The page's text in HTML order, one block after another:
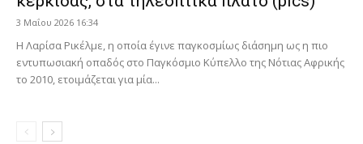
3 Μαΐου 2026 16:34
Η Λαρίσα Ρικέλμε, η οποία έγινε παγκοσμίως διάσημη ως η πιο
εντυπωσιακή οπαδός στο Παγκόσμιο Κύπελλο της Νότιας Αφρικής
το 2010, ετοιμάζεται για μία...